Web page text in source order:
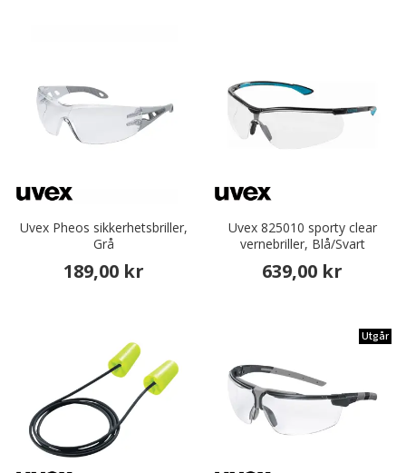
Uvex Pheos sikkerhetsbriller,
Grå
189,00 kr
Uvex 825010 sporty clear
vernebriller, Blå/Svart
639,00 kr
Utgår